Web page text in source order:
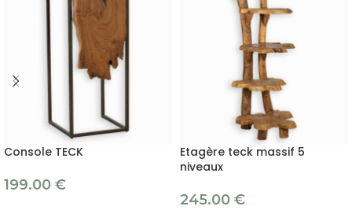
Console TECK
199.00 €
Etagère teck massif 5
niveaux
245.00 €